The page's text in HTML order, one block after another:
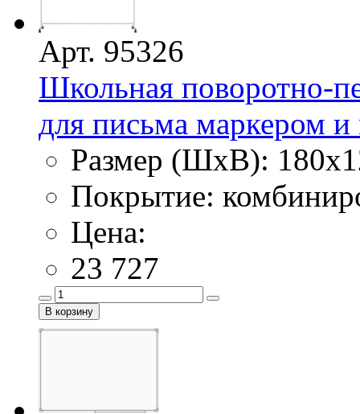
Арт. 95326
Школьная поворотно-
для письма маркером
Размер (ШхВ):
Покрытие:
Цена:
23 727